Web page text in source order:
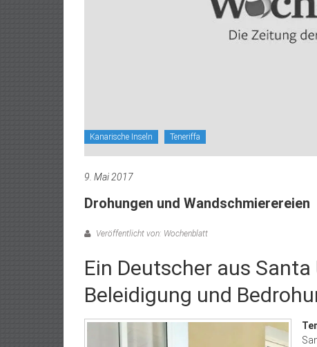
Kanarische Inseln Teneriffa
9. Mai 2017
Drohungen und Wandschmierereien
Veröffentlicht von: Wochenblatt
Ein Deutscher aus
Beleidigung und